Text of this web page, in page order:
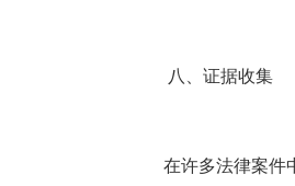
八、证据收集
在许多法律案件